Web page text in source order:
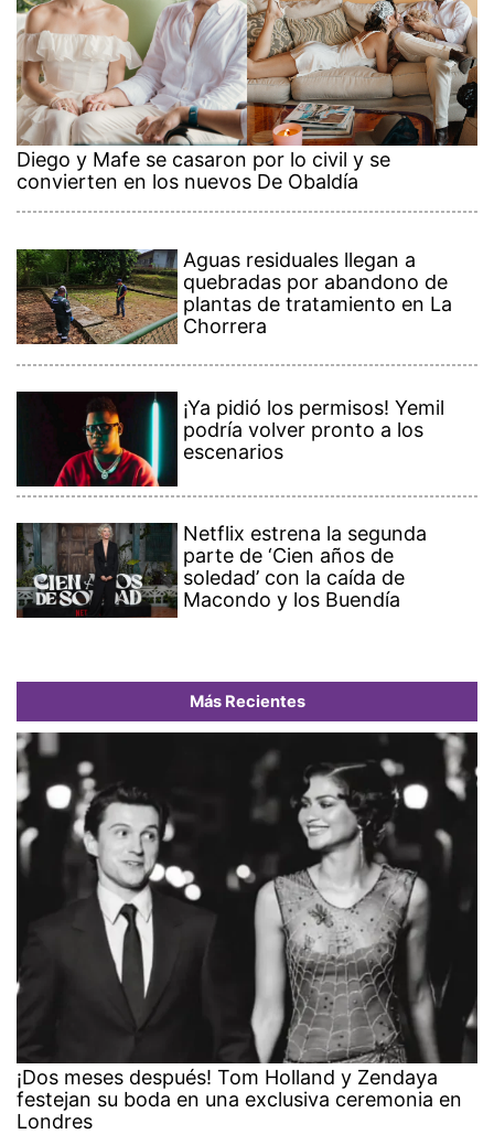
Diego y Mafe se casaron por lo civil y se
convierten en los nuevos De Obaldía
Aguas residuales llegan a
quebradas por abandono de
plantas de tratamiento en La
Chorrera
¡Ya pidió los permisos! Yemil
podría volver pronto a los
escenarios
Netflix estrena la segunda
parte de ‘Cien años de
soledad’ con la caída de
Macondo y los Buendía
Más Recientes
¡Dos meses después! Tom Holland y Zendaya
festejan su boda en una exclusiva ceremonia en
Londres